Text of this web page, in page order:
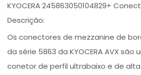
KYOCERA 245863050104829+
Descrição:
Os conectores de mezzanine de
da série 5863 da KYOCERA AVX são
conetor de perfil ultrabaixo e de